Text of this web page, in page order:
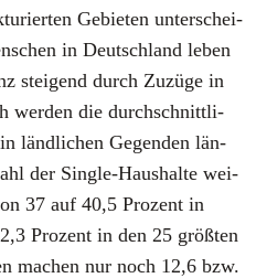
Gebie­ten unter­schei­
in Deutsch­land leben
stei­gend durch Zuzü­ge in
wer­den die durch­schnitt­li­
länd­li­chen Gegen­den län­
der Sin­gle-Haus­hal­te wei­
37 auf 40,5 Pro­zent in
Pro­zent in den 25 größ­ten
machen nur noch 12,6 bzw.